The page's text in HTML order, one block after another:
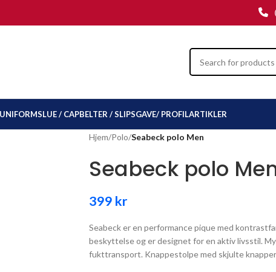
UNIFORMSLUE / CAPBELTER / SLIPSGAVE/ PROFILARTIKLER
Hjem/Polo/Seabeck polo Men
Seabeck polo
399 kr
Seabeck er en performance pique med
beskyttelse og er designet for en aktiv livsstil.
fukttransport. Knappestolpe med skjulte